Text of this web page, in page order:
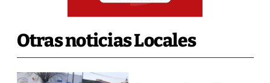
Otras noticias Locales